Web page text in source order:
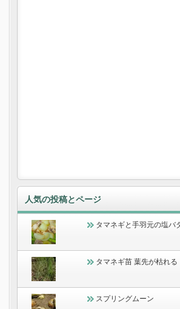
人気の投稿とページ
タマネギと手羽元の塩バ
タマネギ苗 葉先が枯れる
スプリングムーン